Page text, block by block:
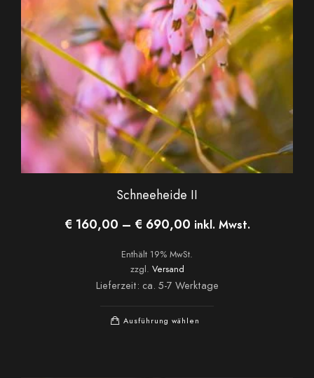
Schneeheide II
€ 160,00 – € 690,00Preisspanne:
bis
inkl. Mwst.
Enthält 19% MwSt.
zzgl. Versand
Lieferzeit: ca. 5-7 Werktage
Ausführung wählen